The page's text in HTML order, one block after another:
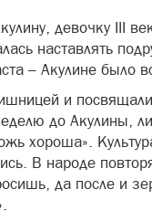
девочку III
наставлять
– Акулине было
и
до Акулины,
хороша».
В народе
да после и